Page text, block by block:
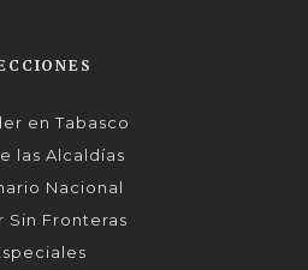
en Tabasco
las Alcaldías
Nacional
Sin Fronteras